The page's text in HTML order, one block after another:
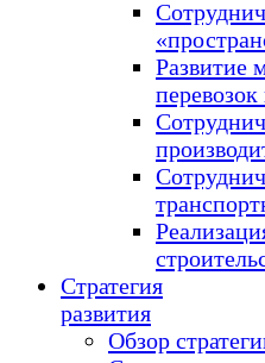
Развитие
Стратегия
развития
Обзор